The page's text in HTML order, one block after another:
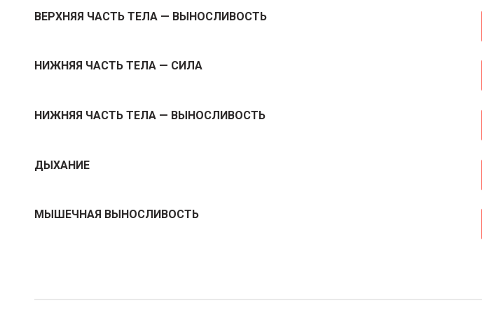
ВЕРХНЯЯ ЧАСТЬ ТЕЛА — ВЫНОСЛИВОСТЬ
НИЖНЯЯ ЧАСТЬ ТЕЛА — СИЛА
НИЖНЯЯ ЧАСТЬ ТЕЛА — ВЫНОСЛИВОСТЬ
ДЫХАНИЕ
МЫШЕЧНАЯ ВЫНОСЛИВОСТЬ